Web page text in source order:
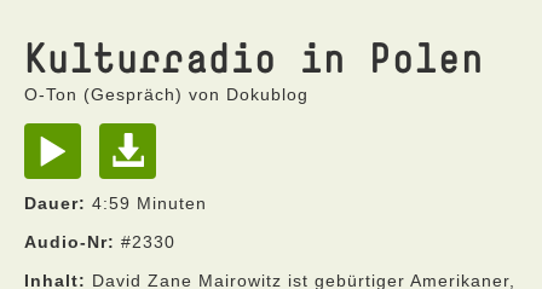
Kulturradio in Polen
O-Ton (Gespräch) von Dokublog
Dauer: 4:59 Minuten
Audio-Nr: #2330
Inhalt: David Zane Mairowitz ist gebürtiger Amerikaner,